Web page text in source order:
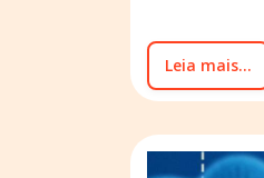
Leia mais...